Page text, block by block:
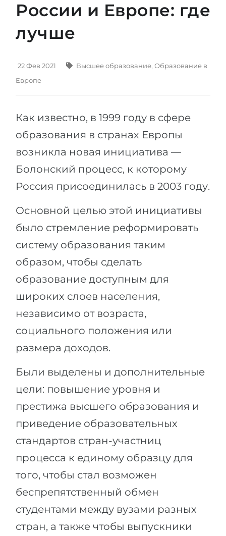
Языковая виза
Штудиенколлеги
Курсы штудиенколлег
Freshman / Foundation
Подготовка к штудиенколлег
Специальные курсы
Математика
Портфолио
ГЕОГРАФИЯ
Земли
Города
ПРОФЕССИИ
Профессии
Специальности
Примеры вакансий
КАРЬЕРНОЕ ОРИЕНТИРОВАНИЕ
Тест Карта Интересов
Тест RIASEC
Успехна
100%
Наши студенты успешно поступают
КОНСУЛЬТАЦИЯ!
Штудиенколлег
Магистратура
ПОСТУПАЕМ ПОСЛЕ...
Школы 12 классов (NIS)
Колледжа
IB-Diploma
1 курса
2-3 курса
Бакалавриата
Магистратуры
ПОСТУПАЕМ НА...
Медицина
Инженерия
Физика
Менеджмент
Другая специальность
ПОСТУПАЕМ ИЗ...
Россия
Украина
Казахстан
Азербайджан
Армения
Беларусь
России и Европе: где
лучше
22 Фев 2021 Высшее образование, Образование в
Европе
Как известно, в 1999 году в сфере
образования в странах Европы
возникла новая инициатива —
Болонский процесс, к которому
Россия присоединилась в 2003 году.
Основной целью этой инициативы
было стремление реформировать
систему образования таким
образом, чтобы сделать
образование доступным для
широких слоев населения,
независимо от возраста,
социального положения или
размера доходов.
Были выделены и дополнительные
цели: повышение уровня и
престижа высшего образования и
приведение образовательных
стандартов стран-участниц
процесса к единому образцу для
того, чтобы стал возможен
беспрепятственный обмен
студентами между вузами разных
стран, а также чтобы выпускники